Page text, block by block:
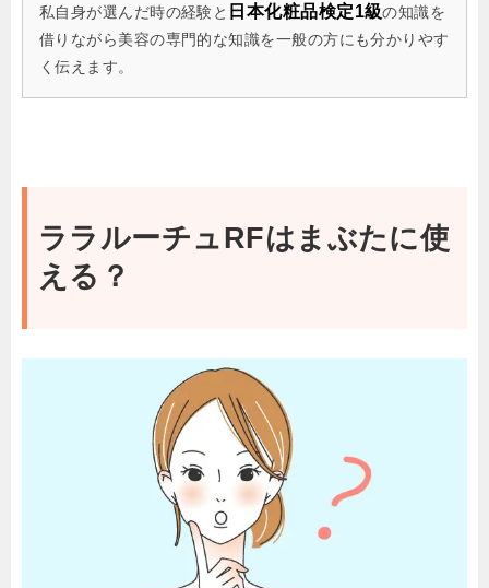
私自身が選んだ時の経験と 日本化粧品検定1級の知識を
借りながら美容の専門的な知識を一般の方にも分かりやす
く伝えます。
ララルーチュRFはまぶたに使
える？